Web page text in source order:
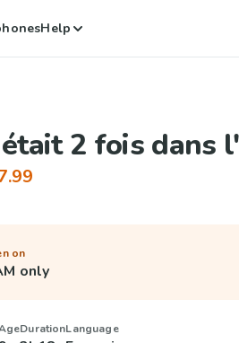
Help
2 fois dans
on
only
DurationLanguage